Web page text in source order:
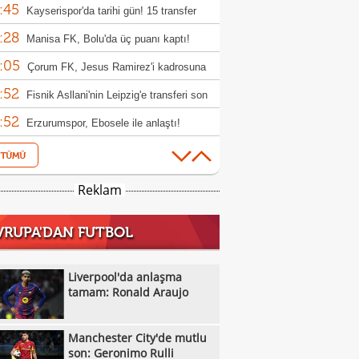
dudak uçuklattı
Kayserispor'da tarihi gün! 15 transfer
Manisa FK, Bolu'da üç puanı kaptı!
Çorum FK, Jesus Ramirez'i kadrosuna
Fisnik Asllani'nin Leipzig'e transferi son
iptal oldu!Erzurumspor, Ebosele ile anlaştı!
Metehan Altunbaş, Kocaelispor'da
Fenerbahçe'ye müjdeli haber: Romelu
Manchester City'de mutlu son: Geronimo
finale yükseldi
Altay, Tuna Üzümcü ile topbaşı yaptı
Sergej Jakirovic'ten Premier Lig, Acun
ve Türkiye açıklaması!
Eren Derdiyok Galatasaray'a döndü!
Reklam
FUTBOL
Liverpool'da anlaşma
tamam: Ronald Araujo
Manchester City'de mutlu
son: Geronimo Rulli